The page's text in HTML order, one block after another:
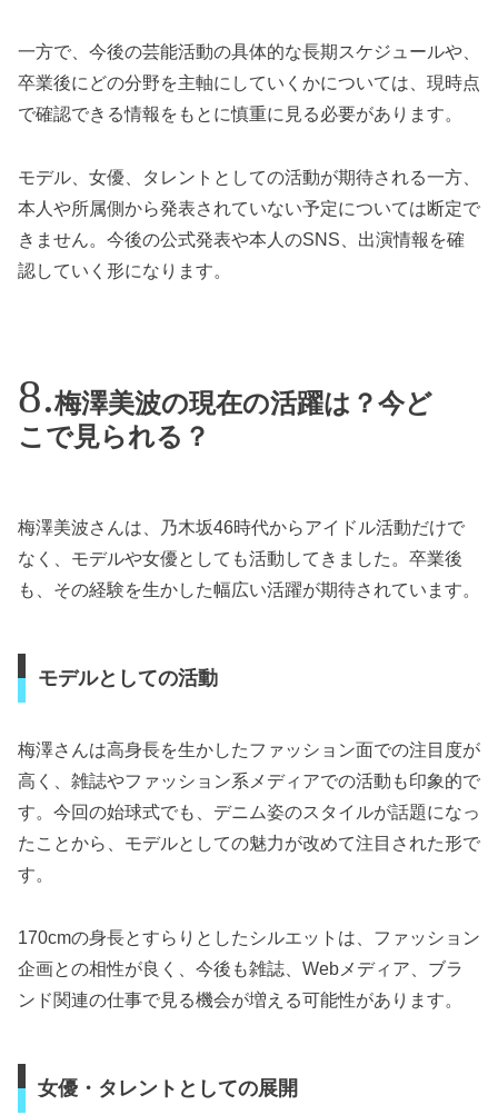
一方で、今後の芸能活動の具体的な長期スケジュールや、
卒業後にどの分野を主軸にしていくかについては、現時点
で確認できる情報をもとに慎重に見る必要があります。
モデル、女優、タレントとしての活動が期待される一方、
本人や所属側から発表されていない予定については断定で
きません。今後の公式発表や本人のSNS、出演情報を確
認していく形になります。
梅澤美波の現在の活躍は？今ど
こで見られる？
梅澤美波さんは、乃木坂46時代からアイドル活動だけで
なく、モデルや女優としても活動してきました。卒業後
も、その経験を生かした幅広い活躍が期待されています。
モデルとしての活動
梅澤さんは高身長を生かしたファッション面での注目度が
高く、雑誌やファッション系メディアでの活動も印象的で
す。今回の始球式でも、デニム姿のスタイルが話題になっ
たことから、モデルとしての魅力が改めて注目された形で
す。
170cmの身長とすらりとしたシルエットは、ファッション
企画との相性が良く、今後も雑誌、Webメディア、ブラ
ンド関連の仕事で見る機会が増える可能性があります。
女優・タレントとしての展開